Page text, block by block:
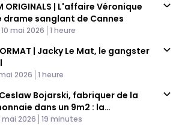
ORIGINALS | L'affaire Véronique
drame sanglant de Cannes
mai 2026 Time
1 heure
| Jacky Le Mat, le gangster
2026 Time
1 heure
Ceslaw Bojarski, fabriquer de la
dans un 9m2 : la
tant attendue (4/4)
2026 Time
19 minutes